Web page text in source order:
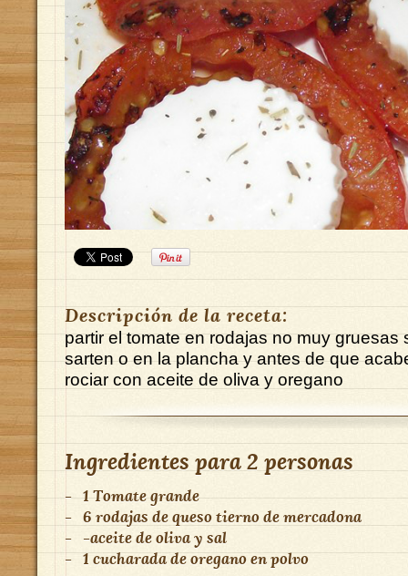
Descripción de la receta:
partir el tomate en rodajas no muy gruesas
sarten o en la plancha y antes de que
rociar con aceite de oliva y oregano
Ingredientes para2 personas
- 1 Tomate grande
- 6 rodajas de queso tierno de mercadona
- -aceite de oliva y sal
- 1 cucharada de oregano en polvo